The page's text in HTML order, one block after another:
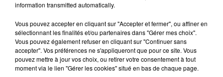
information transmitted automatically.
Vous pouvez accepter en cliquant sur "Accepter et fermer", ou affiner en
sélectionnant les finalités et/ou partenaires dans "Gérer mes choix".
Vous pouvez également refuser en cliquant sur "Continuer sans
accepter". Vos préférences ne s'appliqueront que pour ce site. Vous
pouvez mettre à jour vos choix, ou retirer votre consentement à tout
moment via le lien "Gérer les cookies" situé en bas de chaque page.